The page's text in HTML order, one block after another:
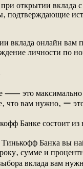
открытии
подтверждающие
вклада онлайн вам
личности
это максимально
что вам нужно‚ ー
Банке состоит из
Банка вы
сумме и
вклада вам